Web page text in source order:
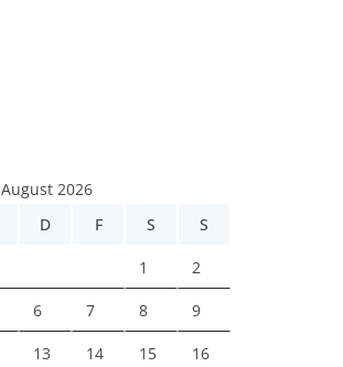
August 2026
D F S S
1 2
6 7 8 9
13 14 15 16